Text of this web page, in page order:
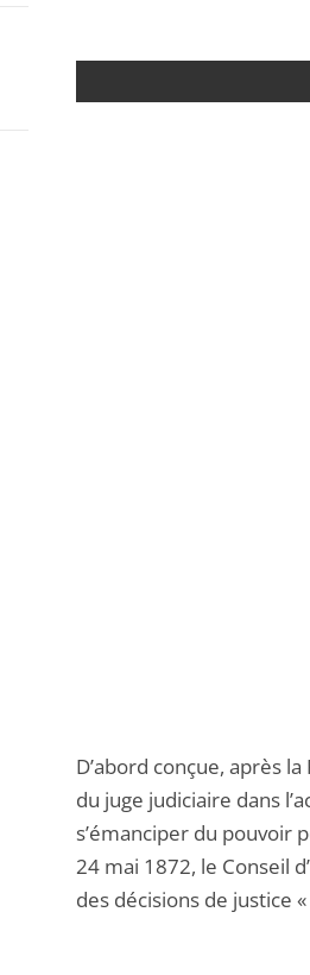
D’abord conçue, après
du juge judiciaire dans
s’émanciper du pouvoir
24 mai 1872, le Conseil
des décisions de justice